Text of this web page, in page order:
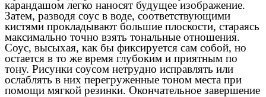
карандашом легко наносят будущее изображение.
Затем, разводя соус в воде, соответствующими
кистями прокладывают большие плоскости, стараясь
максимально точно взять тональные отношения.
Соус, высыхая, как бы фиксируется сам собой, но
остается в то же время глубоким и приятным по
тону. Рисунки соусом нетрудно исправлять или
ослаблять в них перегруженные тоном места при
помощи мягкой резинки. Окончательное завершение